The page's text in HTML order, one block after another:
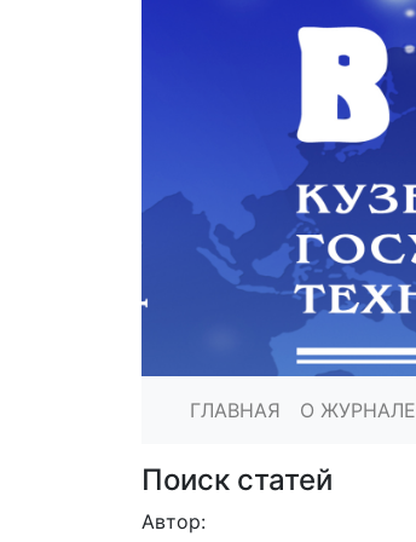
ГЛАВНАЯ О ЖУРНАЛЕ
Поиск статей
Автор: